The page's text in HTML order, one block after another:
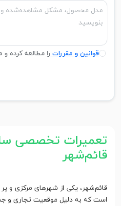
قوانین و مقرراترا مطالعه کرده
تعمیرات تخصصی
قائم‌شهر
قائم‌شهر، یکی از شهرهای مرکزی و
است که به دلیل موقعیت تجاری و